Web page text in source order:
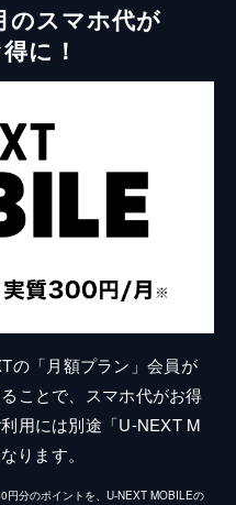
のスマホ代が
に！
の「月額プラン」会員が
ことで、スマホ代がお得
用には別途「U-NEXT M
ります。
円分のポイントを、U-NEXT MOBILEの